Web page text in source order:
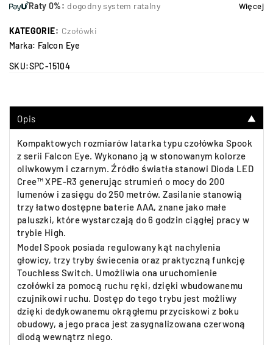
Raty 0%: dogodny system ratalny Więcej
KATEGORIE: Czołówki
Marka: Falcon Eye
SKU:SPC-15104
Opis ▼
Kompaktowych rozmiarów latarka typu czołówka Spook
z serii Falcon Eye. Wykonano ją w stonowanym kolorze
oliwkowym i czarnym. Źródło światła stanowi Dioda LED
Cree™ XPE-R3 generując strumień o mocy do 200
lumenów i zasięgu do 250 metrów. Zasilanie stanowią
trzy łatwo dostępne baterie AAA, znane jako małe
paluszki, które wystarczają do 6 godzin ciągłej pracy w
trybie High.
Model Spook posiada regulowany kąt nachylenia
głowicy, trzy tryby świecenia oraz praktyczną funkcję
Touchless Switch. Umożliwia ona uruchomienie
czołówki za pomocą ruchu ręki, dzięki wbudowanemu
czujnikowi ruchu. Dostęp do tego trybu jest możliwy
dzięki dedykowanemu okrągłemu przyciskowi z boku
obudowy, a jego praca jest zasygnalizowana czerwoną
diodą wewnątrz niego.